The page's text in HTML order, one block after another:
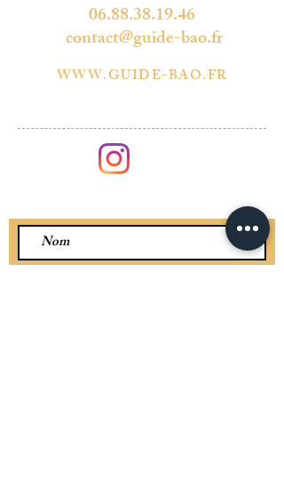
06.88.38.19.46
contact@guide-bao.fr
WWW.GUIDE-BAO.FR
CONTACTEZ-NOUS PAR MESSAGE :